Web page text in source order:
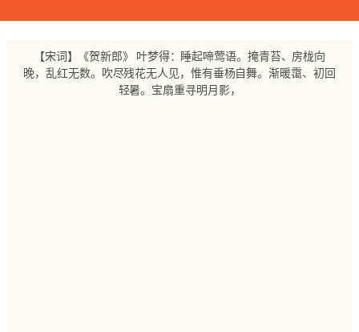
【宋词】《贺新郎》 叶梦得：睡起啼莺语。掩青苔、房栊向
晚，乱红无数。吹尽残花无人见，惟有垂杨自舞。渐暖霭、初回
轻暑。宝扇重寻明月影，